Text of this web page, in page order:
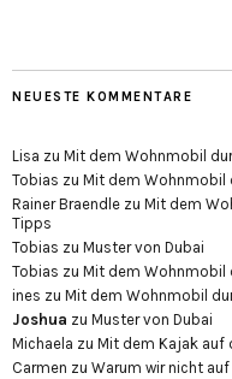
NEUESTE KOMMENTARE
Lisa zu Mit dem Wohnmobil
Tobias zu Mit dem Wohnmobil
Rainer Braendle zu Mit dem
Tipps
Tobias zu Muster von Dubai
Tobias zu Mit dem Wohnmobil
ines zu Mit dem Wohnmobil
Joshua zu Muster von Dubai
Michaela zu Mit dem Kajak auf
Carmen zu Warum wir nicht